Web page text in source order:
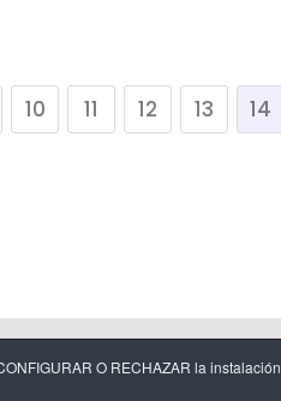
O RECHAZAR la
10 11 12 13 14
de cookies-